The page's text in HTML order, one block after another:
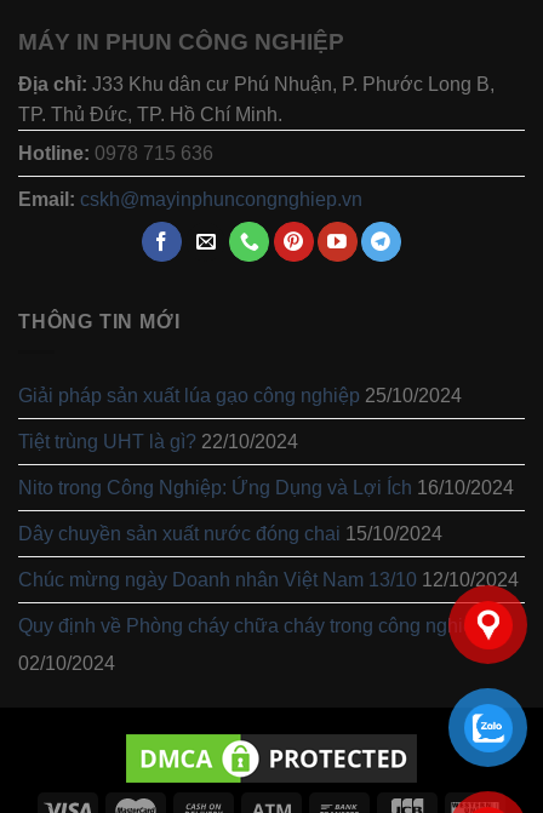
MÁY IN PHUN CÔNG NGHIỆP
Địa chỉ: J33 Khu dân cư Phú Nhuận, P. Phước Long B,
TP. Thủ Đức, TP. Hồ Chí Minh.
Hotline: 0978 715 636
Email: cskh@mayinphuncongnghiep.vn
THÔNG TIN MỚI
Giải pháp sản xuất lúa gạo công nghiệp 25/10/2024
Tiệt trùng UHT là gì? 22/10/2024
Nito trong Công Nghiệp: Ứng Dụng và Lợi Ích 16/10/2024
Dây chuyền sản xuất nước đóng chai 15/10/2024
Chúc mừng ngày Doanh nhân Việt Nam 13/10 12/10/2024
Quy định về Phòng cháy chữa cháy trong công nghiệp
02/10/2024